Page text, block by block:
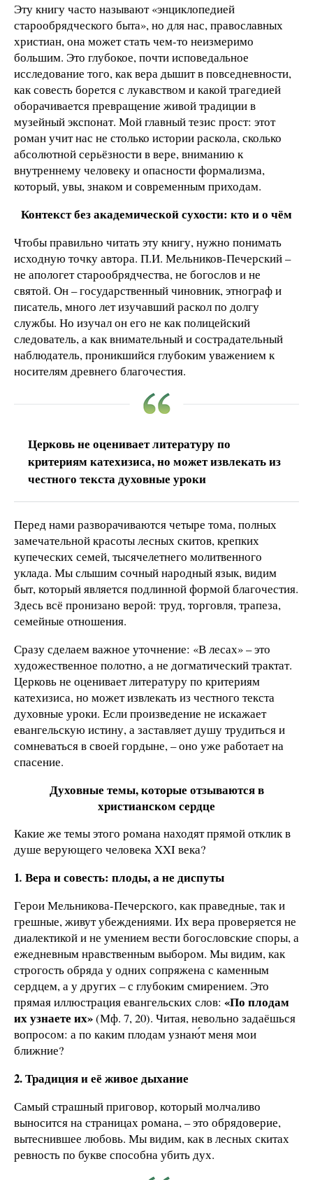
Эту книгу часто называют «энциклопедией
старообрядческого быта», но для нас, православных
христиан, она может стать чем-то неизмеримо
большим. Это глубокое, почти исповедальное
исследование того, как вера дышит в повседневности,
как совесть борется с лукавством и какой трагедией
оборачивается превращение живой традиции в
музейный экспонат. Мой главный тезис прост: этот
роман учит нас не столько истории раскола, сколько
абсолютной серьёзности в вере, вниманию к
внутреннему человеку и опасности формализма,
который, увы, знаком и современным приходам.
Контекст без академической сухости: кто и о чём
Чтобы правильно читать эту книгу, нужно понимать
исходную точку автора. П.И. Мельников-Печерский –
не апологет старообрядчества, не богослов и не
святой. Он – государственный чиновник, этнограф и
писатель, много лет изучавший раскол по долгу
службы. Но изучал он его не как полицейский
следователь, а как внимательный и сострадательный
наблюдатель, проникшийся глубоким уважением к
носителям древнего благочестия.
Церковь не оценивает литературу по
критериям катехизиса, но может извлекать из
честного текста духовные уроки
Перед нами разворачиваются четыре тома, полных
замечательной красоты лесных скитов, крепких
купеческих семей, тысячелетнего молитвенного
уклада. Мы слышим сочный народный язык, видим
быт, который является подлинной формой благочестия.
Здесь всё пронизано верой: труд, торговля, трапеза,
семейные отношения.
Сразу сделаем важное уточнение: «В лесах» – это
художественное полотно, а не догматический трактат.
Церковь не оценивает литературу по критериям
катехизиса, но может извлекать из честного текста
духовные уроки. Если произведение не искажает
евангельскую истину, а заставляет душу трудиться и
сомневаться в своей гордыне, – оно уже работает на
спасение.
Духовные темы, которые отзываются в
христианском сердце
Какие же темы этого романа находят прямой отклик в
душе верующего человека XXI века?
1. Вера и совесть: плоды, а не диспуты
Герои Мельникова-Печерского, как праведные, так и
грешные, живут убеждениями. Их вера проверяется не
диалектикой и не умением вести богословские споры, а
ежедневным нравственным выбором. Мы видим, как
строгость обряда у одних сопряжена с каменным
сердцем, а у других – с глубоким смирением. Это
прямая иллюстрация евангельских слов: «По плодам
их узнаете их»(Мф. 7, 20). Читая, невольно задаёшься
вопросом: а по каким плодам узнаю́т меня мои
ближние?
2. Традиция и её живое дыхание
Самый страшный приговор, который молчаливо
выносится на страницах романа, – это обрядоверие,
вытеснившее любовь. Мы видим, как в лесных скитах
ревность по букве способна убить дух.